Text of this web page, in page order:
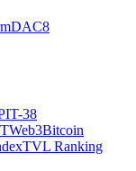
DAC8
38
Web3Bitcoin
TVL Ranking